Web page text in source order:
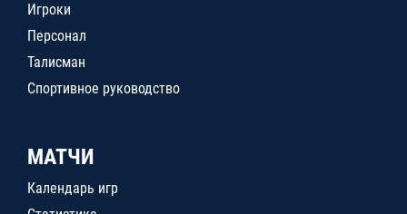
Игроки
Персонал
Талисман
Спортивное руководство
МАТЧИ
Календарь игр